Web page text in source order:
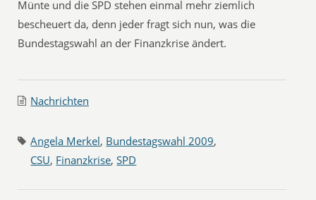
Münte und die SPD stehen einmal mehr ziemlich
bescheuert da, denn jeder fragt sich nun, was die
Bundestagswahl an der Finanzkrise ändert.
Nachrichten
Angela Merkel, Bundestagswahl 2009,
CSU, Finanzkrise,SPD